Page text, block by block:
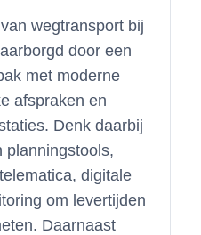
wegtransport bij
door een
met moderne
afspraken en
Denk daarbij
planningstools,
digitale
om levertijden
Daarnaast